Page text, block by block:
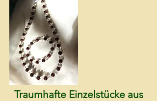
Traumhafte Einzelstücke aus